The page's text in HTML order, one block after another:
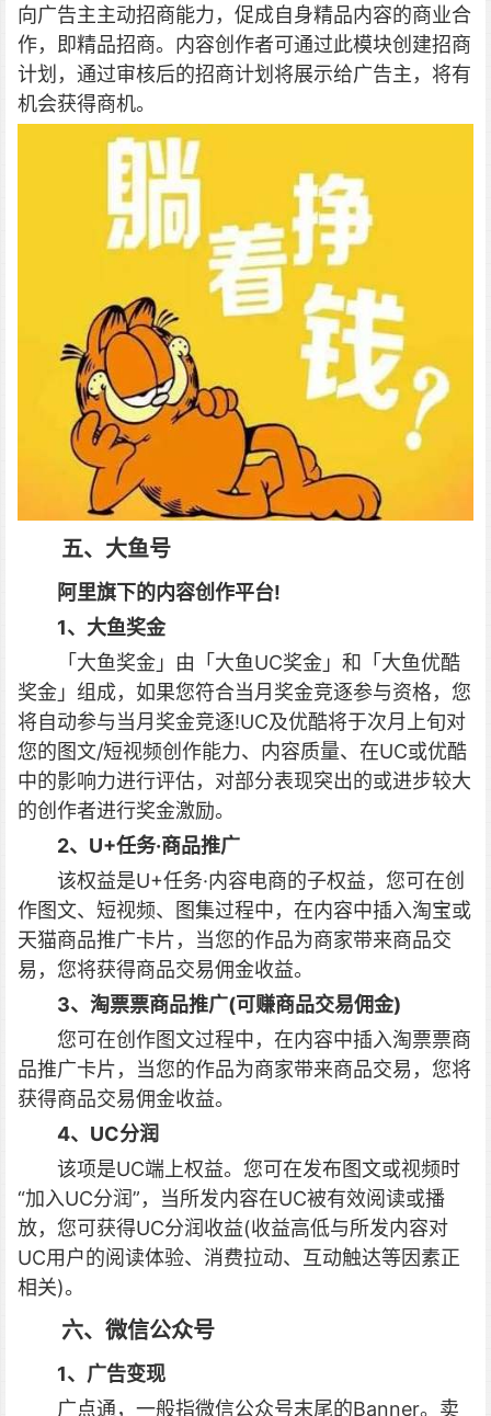
向广告主主动招商能力，促成自身精品内容的商业合
作，即精品招商。内容创作者可通过此模块创建招商
计划，通过审核后的招商计划将展示给广告主，将有
机会获得商机。
五、大鱼号
阿里旗下的内容创作平台!
1、大鱼奖金
「大鱼奖金」由「大鱼UC奖金」和「大鱼优酷
奖金」组成，如果您符合当月奖金竞逐参与资格，您
将自动参与当月奖金竞逐!UC及优酷将于次月上旬对
您的图文/短视频创作能力、内容质量、在UC或优酷
中的影响力进行评估，对部分表现突出的或进步较大
的创作者进行奖金激励。
2、U+任务·商品推广
该权益是U+任务·内容电商的子权益，您可在创
作图文、短视频、图集过程中，在内容中插入淘宝或
天猫商品推广卡片，当您的作品为商家带来商品交
易，您将获得商品交易佣金收益。
3、淘票票商品推广(可赚商品交易佣金)
您可在创作图文过程中，在内容中插入淘票票商
品推广卡片，当您的作品为商家带来商品交易，您将
获得商品交易佣金收益。
4、UC分润
该项是UC端上权益。您可在发布图文或视频时
“加入UC分润”，当所发内容在UC被有效阅读或播
放，您可获得UC分润收益(收益高低与所发内容对
UC用户的阅读体验、消费拉动、互动触达等因素正
相关)。
六、微信公众号
1、广告变现
广点通，一般指微信公众号末尾的Banner。卖